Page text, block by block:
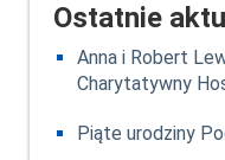
Ostatnie
Anna i Robert
Charytatywny
Piąte urodziny